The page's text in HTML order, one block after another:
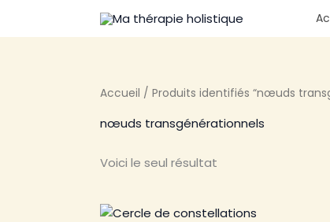
Accueil / Produits identifiés “nœuds
nœuds transgénérationnels
Voici le seul résultat
Plage Ce